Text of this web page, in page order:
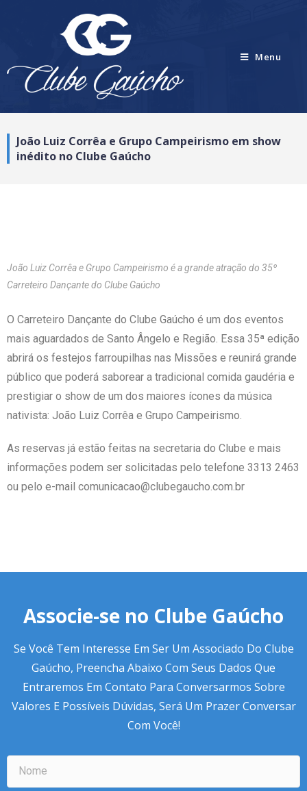
Menu
João Luiz Corrêa e Grupo Campeirismo em show
inédito no Clube Gaúcho
João Luiz Corrêa e Grupo Campeirismo é a grande atração do 35º
Carreteiro Dançante do Clube Gaúcho
O Carreteiro Dançante do Clube Gaúcho é um dos eventos
mais aguardados de Santo Ângelo e Região. Essa 35ª edição
abrirá os festejos farroupilhas nas Missões e reunirá grande
público que poderá saborear a tradicional comida gaudéria e
prestigiar o show de um dos maiores ícones da música
nativista: João Luiz Corrêa e Grupo Campeirismo.
As reservas já estão feitas na secretaria do Clube e mais
informações podem ser solicitadas pelo telefone 3313 2463
ou pelo e-mail comunicacao@clubegaucho.com.br
Associe-se no Clube Gaúcho
Se Você Tem Interesse Em Ser Um Associado Do Clube
Gaúcho, Preencha Abaixo Com Seus Dados Que
Entraremos Em Contato Para Conversarmos Sobre
Valores E Possíveis Dúvidas, Será Um Prazer Conversar
Com Você!